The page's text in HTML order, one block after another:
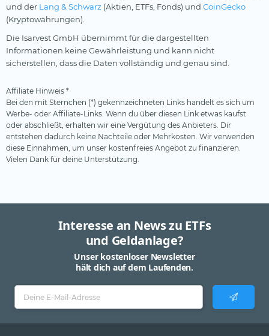
und der Lang & Schwarz (Aktien, ETFs, Fonds) und CoinGecko
(Kryptowährungen).
Die Isarvest GmbH übernimmt für die dargestellten
Informationen keine Gewährleistung und kann nicht
sicherstellen, dass die Daten vollständig und genau sind.
Affiliate Hinweis *
Bei den mit Sternchen (*) gekennzeichneten Links handelt es sich um
Werbe- oder Affiliate-Links. Wenn du über diesen Link etwas kaufst
oder abschließt, erhalten wir eine Vergütung des Anbieters. Dir
entstehen dadurch keine Nachteile oder Mehrkosten. Wir verwenden
diese Einnahmen, um unser kostenfreies Angebot zu finanzieren.
Vielen Dank für deine Unterstützung.
Interesse an News zu ETFs
und Geldanlage?
Unser kostenloser Newsletter
hält dich auf dem Laufenden.